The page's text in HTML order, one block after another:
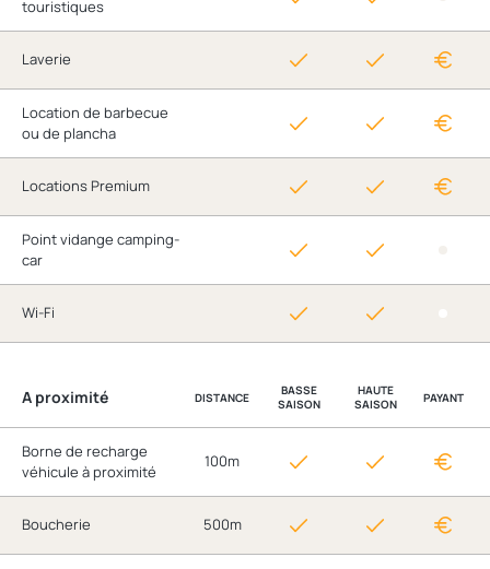
touristiques
Laverie
Location de barbecue
ou de plancha
Locations Premium
Point vidange camping-
car
Wi-Fi
A proximité DISTANCE
BASSE
SAISON
HAUTE
SAISON
PAYANT
Borne de recharge
véhicule à proximité
100m
Boucherie 500m